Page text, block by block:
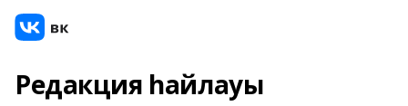
Редакция һайлауы